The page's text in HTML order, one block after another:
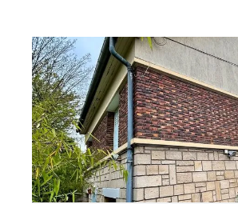
L HAY LES ROSES 94
124 m2, 6 pièces
Ref : 6378
Maison à vendre
466 000 €
L'HAY LES ROSES, quartier des